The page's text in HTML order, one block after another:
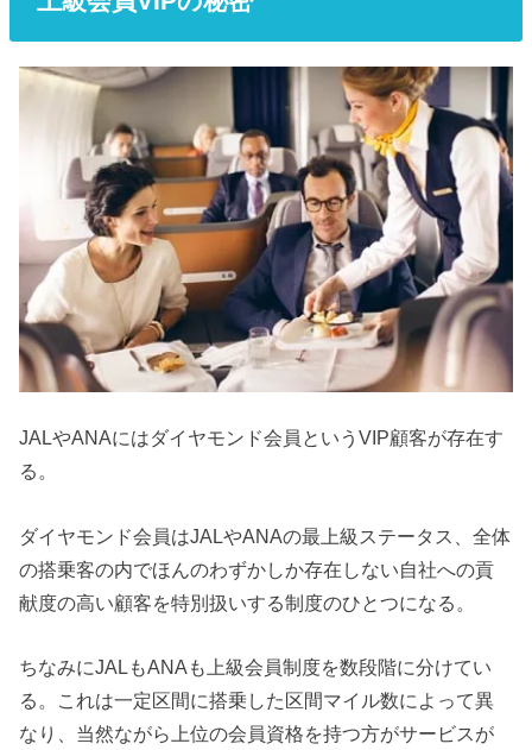
JALやANAにはダイヤモンド会員というVIP顧客が存在す
る。
ダイヤモンド会員はJALやANAの最上級ステータス、全体
の搭乗客の内でほんのわずかしか存在しない自社への貢
献度の高い顧客を特別扱いする制度のひとつになる。
ちなみにJALもANAも上級会員制度を数段階に分けてい
る。これは一定区間に搭乗した区間マイル数によって異
なり、当然ながら上位の会員資格を持つ方がサービスが